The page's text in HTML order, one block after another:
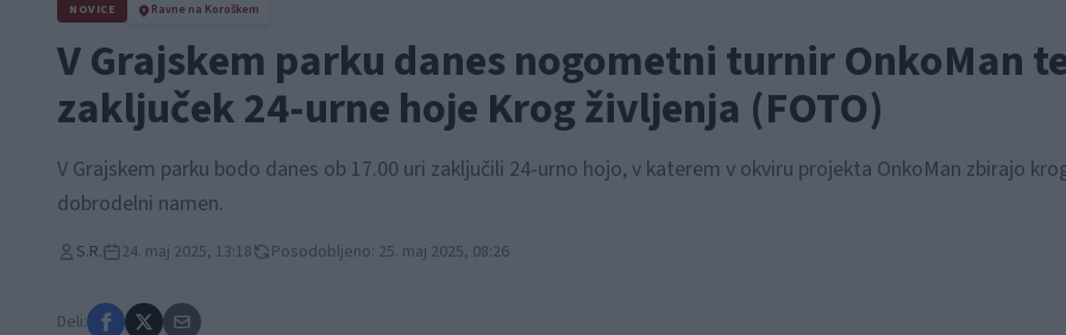
NOVICE Ravne na Koroškem
V Grajskem parku danes nogometni turnir OnkoMan
zaključek 24-urne hoje Krog življenja (FOTO)
V Grajskem parku bodo danes ob 17.00 uri zaključili 24-urno hojo, v katerem v okviru projekta OnkoMan zbirajo
dobrodelni namen.
S.R. 24. maj 2025, 13:18 Posodobljeno: 25. maj 2025, 08:26
Deli: